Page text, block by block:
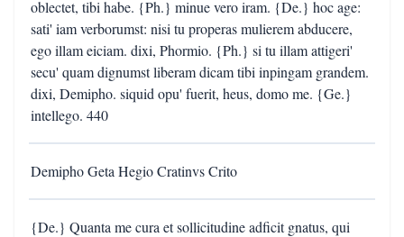
oblectet, tibi habe. {Ph.} minue vero iram. {De.} hoc age:
sati' iam verborumst: nisi tu properas mulierem abducere,
ego illam eiciam. dixi, Phormio. {Ph.} si tu illam attigeri'
secu' quam dignumst liberam dicam tibi inpingam grandem.
dixi, Demipho. siquid opu' fuerit, heus, domo me. {Ge.}
intellego. 440
Demipho Geta Hegio Cratinvs Crito
{De.} Quanta me cura et sollicitudine adficit gnatus, qui